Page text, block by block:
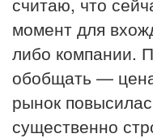
момент для
либо компании.
обобщать —
рынок
существенно